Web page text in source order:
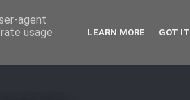
agent
usage
LEARN MORE GOT IT